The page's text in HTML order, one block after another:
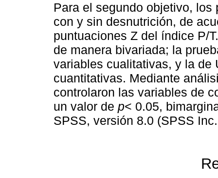
Para el segundo objetivo,
con y sin desnutrición, de
puntuaciones Z del índice P/
de manera bivariada; la
variables cualitativas, y la de
cuantitativas. Mediante
controlaron las variables de
un valor de p< 0.05,
SPSS, versión 8.0 (SPSS